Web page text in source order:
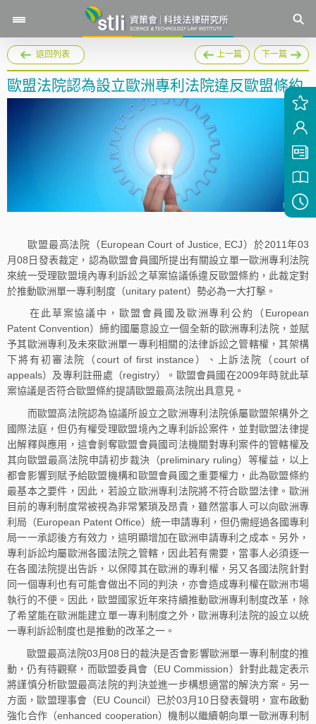
返回列表 上一篇 下一篇
歐盟法院認為設立歐洲專利法院違反歐盟條約
歐盟最高法院（European Court of Justice, ECJ）於2011年03
月08日發表裁定，認為歐盟會員國所提出有關設立單一歐洲專利法院
來統一受理歐盟境內專利訴訟之草案協議係違反歐盟條約，此裁定對
於推動歐洲單一專利制度（unitary patent）勢必為一大打擊。
在此草案協議中，歐盟會員國及歐洲專利公約（European
Patent Convention）締約國屬意設立一個全新的歐洲專利法院，並賦
予其歐洲專利及未來歐洲單一專利相關的法律訴訟之管轄權，其架構
下將有初審法院（court of first instance）、上訴法院（court of
appeals）及專利註冊處（registry）。歐盟會員國在2009年時就此草
案協議是否符合歐盟條約提請歐盟最高法院出具意見。
而歐盟高法院認為協議所設立之歐洲專利法院係屬歐盟架構外之
國際法庭，但仍有權受理歐盟境內之專利訴訟案件，並對歐盟法律提
出解釋與應用，這會剝奪歐盟會員國司法機關對專利案件的管轄權及
其向歐盟最高法院申請初步裁決（preliminary ruling）等權益，以上
都會影響到賦予給歐盟機構和歐盟會員國之重要權力，此為歐盟條約
最基本之要件，因此，若設立歐洲專利法院將不符合歐盟法律。歐洲
目前的專利制度常被視為非常繁瑣及昂貴，雖然當事人可以向歐洲專
利局（European Patent Office）統一申請專利，但仍需經過各國專利
局一一承認後方有效力，這明顯增加在歐洲申請專利之成本。另外，
專利訴訟均屬歐洲各國法院之管轄，因此若有需要，當事人必須逐一
在各國法院提出告訴，以保障其在歐洲的專利權，另又各國法院針對
同一個專利也有可能會做出不同的判決，亦會造成專利權在歐洲市場
執行的不便。因此，歐盟國家近年來持續推動歐洲專利制度改革，除
了希望能在歐洲能建立單一專利制度之外，歐洲專利法院的設立以統
一專利訴訟制度也是推動的改革之一。
歐盟最高法院03月08日的裁決是否會影響歐洲單一專利制度的推
動，仍有待觀察，而歐盟委員會（EU Commission）針對此裁定表示
將謹慎分析歐盟最高法院的判決並進一步構想適當的解決方案。另一
方面，歐盟理事會（EU Council）已於03月10日發表聲明，宣布啟動
強化合作（enhanced cooperation）機制以繼續朝向單一歐洲專利制